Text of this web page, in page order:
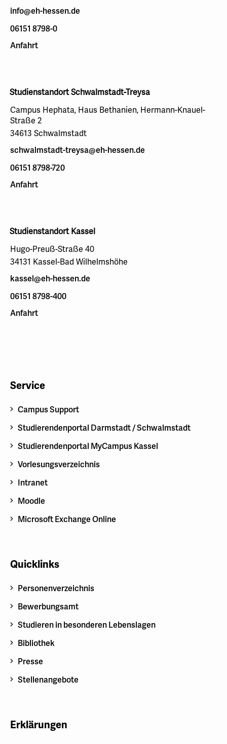
info@eh-hessen.de
06151 8798-0
Anfahrt
Studienstandort Schwalmstadt-Treysa
Campus Hephata, Haus Bethanien, Hermann-Knauel-
Straße 2
34613 Schwalmstadt
schwalmstadt-treysa@eh-hessen.de
06151 8798-720
Anfahrt
Studienstandort Kassel
Hugo-Preuß-Straße 40
34131 Kassel-Bad Wilhelmshöhe
kassel@eh-hessen.de
06151 8798-400
Anfahrt
Service
Campus Support
Studierendenportal Darmstadt / Schwalmstadt
Studierendenportal MyCampus Kassel
Vorlesungsverzeichnis
Intranet
Moodle
Microsoft Exchange Online
Quicklinks
Personenverzeichnis
Bewerbungsamt
Studieren in besonderen Lebenslagen
Bibliothek
Presse
Stellenangebote
Erklärungen